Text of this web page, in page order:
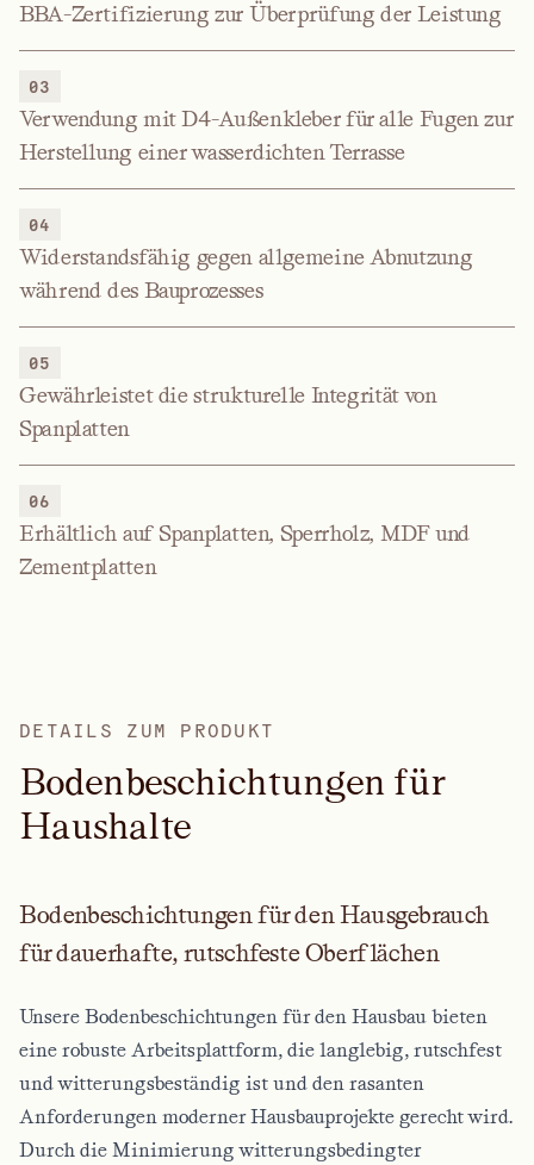
BBA-Zertifizierung zur Überprüfung der Leistung
03
Verwendung mit D4-Außenkleber für alle Fugen zur
Herstellung einer wasserdichten Terrasse
04
Widerstandsfähig gegen allgemeine Abnutzung
während des Bauprozesses
05
Gewährleistet die strukturelle Integrität von
Spanplatten
06
Erhältlich auf Spanplatten, Sperrholz, MDF und
Zementplatten
DETAILS ZUM PRODUKT
Bodenbeschichtungen für
Haushalte
Bodenbeschichtungen für den Hausgebrauch
für dauerhafte, rutschfeste Oberflächen
Unsere Bodenbeschichtungen für den Hausbau bieten
eine robuste Arbeitsplattform, die langlebig, rutschfest
und witterungsbeständig ist und den rasanten
Anforderungen moderner Hausbauprojekte gerecht wird.
Durch die Minimierung witterungsbedingter